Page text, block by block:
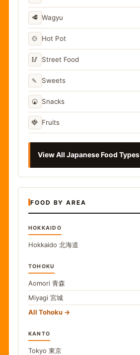
🥩 Wagyu
🍲 Hot Pot
🥢 Street Food
🍡 Sweets
🍘 Snacks
🍓 Fruits
View All Japanese Food Types
FOOD BY AREA
HOKKAIDO
Hokkaido 北海道
TOHOKU
Aomori 青森
Miyagi 宮城
All Tohoku
KANTO
Tokyo 東京